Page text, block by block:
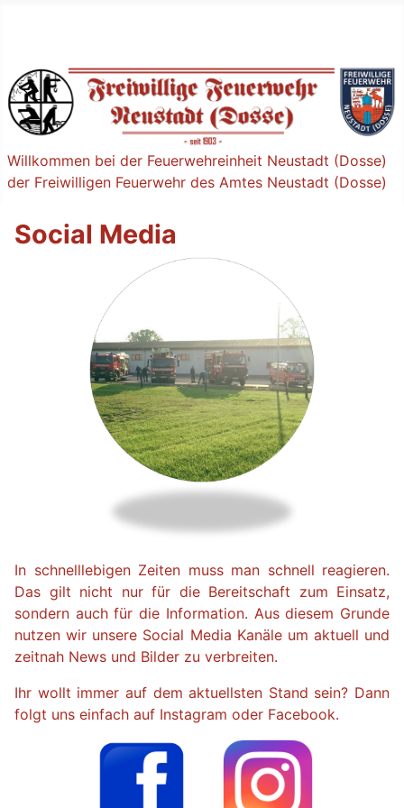
Willkommen bei der Feuerwehreinheit Neustadt (Dosse)
der Freiwilligen Feuerwehr des Amtes Neustadt (Dosse)
Social Media
In schnelllebigen Zeiten muss man schnell reagieren.
Das gilt nicht nur für die Bereitschaft zum Einsatz,
sondern auch für die Information. Aus diesem Grunde
nutzen wir unsere Social Media Kanäle um aktuell und
zeitnah News und Bilder zu verbreiten.
Ihr wollt immer auf dem aktuellsten Stand sein? Dann
folgt uns einfach auf Instagram oder Facebook.